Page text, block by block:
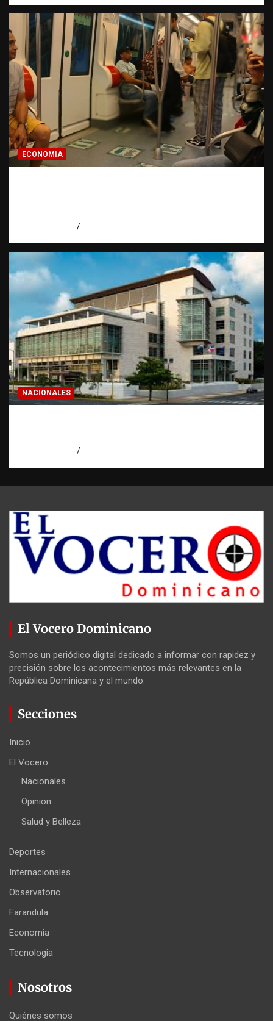
ECONOMIA
NACIONALES
El Vocero Dominicano
Somos un periódico digital dedicado a informar con rapidez y
precisión sobre los acontecimientos más relevantes en la
República Dominicana y el mundo.
Secciones
Inicio
El Vocero
Nacionales
Opinion
Salud y Belleza
Deportes
Internacionales
Observatorio
Farandula
Economia
Tecnologia
Nosotros
Quiénes somos